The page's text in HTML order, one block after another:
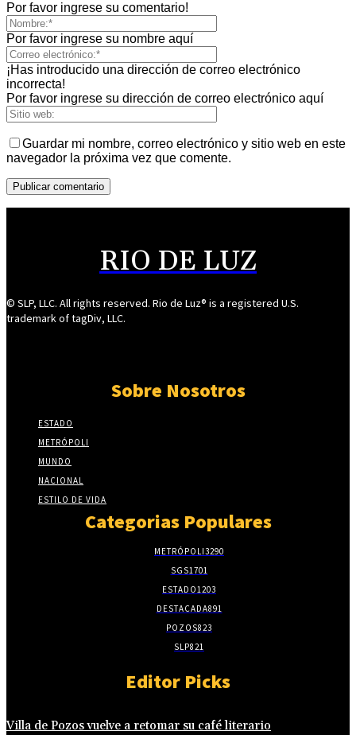
Por favor ingrese su comentario!
Por favor ingrese su nombre aquí
¡Has introducido una dirección de correo electrónico
incorrecta!
Por favor ingrese su dirección de correo electrónico aquí
Guardar mi nombre, correo electrónico y sitio web en este
navegador la próxima vez que comente.
RIO DE LUZ
© SLP, LLC. All rights reserved. Rio de Luz® is a registered U.S.
trademark of tagDiv, LLC.
Sobre Nosotros
ESTADO
METRÓPOLI
MUNDO
NACIONAL
ESTILO DE VIDA
Categorias Populares
METRÓPOLI3290
SGS1701
ESTADO1203
DESTACADA891
POZOS823
SLP821
Editor Picks
Villa de Pozos vuelve a retomar su café literario